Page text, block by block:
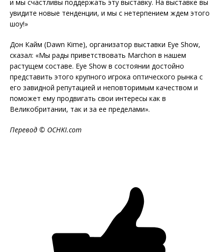
и мы счастливы поддержать эту выставку. На выставке вы
увидите новые тенденции, и мы с нетерпением ждем этого
шоу!»
Дон Кайм (Dawn Kime), организатор выставки Eye Show,
сказал: «Мы рады приветствовать Marchon в нашем
растущем составе. Eye Show в состоянии достойно
представить этого крупного игрока оптического рынка с
его завидной репутацией и неповторимым качеством и
поможет ему продвигать свои интересы как в
Великобритании, так и за ее пределами».
Перевод © OCHKI.com